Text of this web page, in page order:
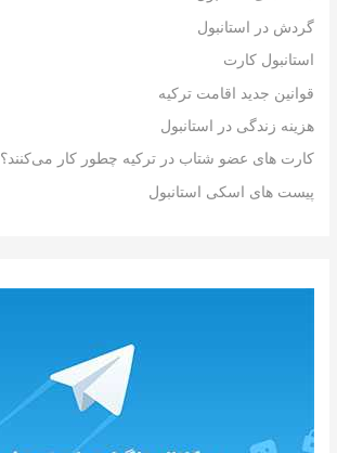
گردش در استانبول
استانبول کارت
قوانین جدید اقامت ترکیه
هزینه زندگی در استانبول
کارت های عضو شتاب در ترکیه چطور کار می‌کنند؟
پیست های اسکی استانبول